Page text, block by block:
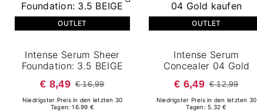
OUTLET
Intense Serum Sheer
Foundation: 3.5 BEIGE
€ 8,49 € 16,99
Niedrigster Preis in den letzten 30
Tagen: 16.99 €
OUTLET
Intense Serum
Concealer 04 Gold
€ 6,49 € 12,99
Niedrigster Preis in den letzten 30
Tagen: 5.32 €